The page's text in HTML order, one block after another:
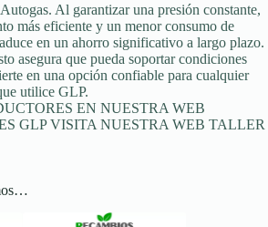
Al garantizar una presión constante,
más eficiente y un menor consumo de
en un ahorro significativo a largo plazo.
asegura que pueda soportar condiciones
en una opción confiable para cualquier
utilice GLP.
EN NUESTRA WEB
GLP VISITA NUESTRA WEB TALLER